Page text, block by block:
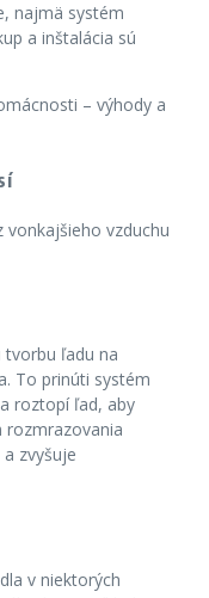
najmä systém
a inštalácia sú
vonkajšieho vzduchu
ľadu na
To prinúti systém
roztopí ľad, aby
rozmrazovania
zvyšuje
v niektorých